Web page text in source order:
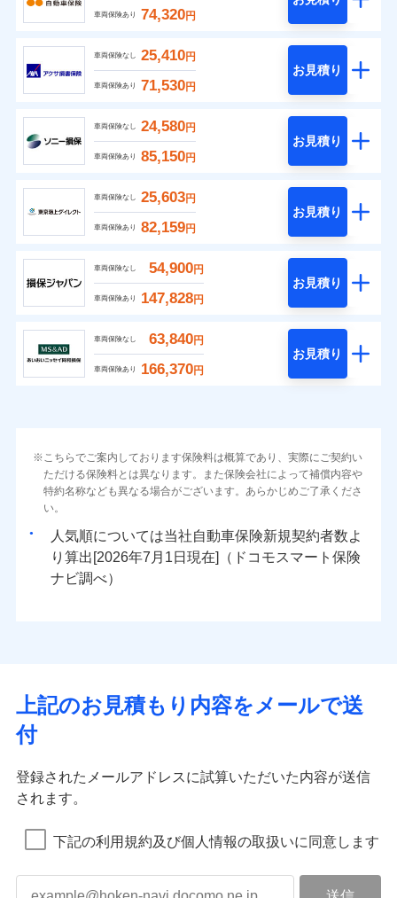
車両保険あり 74,320円
車両保険なし 25,410円
車両保険あり 71,530円
お見積り
車両保険なし 24,580円
車両保険あり 85,150円
お見積り
車両保険なし 25,603円
車両保険あり 82,159円
お見積り
車両保険なし 54,900円
車両保険あり 147,828円
お見積り
車両保険なし 63,840円
車両保険あり 166,370円
お見積り
こちらでご案内しております保険料は概算であり、実際にご契約い
ただける保険料とは異なります。また保険会社によって補償内容や
特約名称なども異なる場合がございます。あらかじめご了承くださ
い。
人気順については当社
新規契約者数よ
り算出[
年 月
日現在]（ドコモスマート保険
ナビ調べ）
上記のお見積もり内容をメールで送
付
登録されたメールアドレスに試算いただいた内容が送信
されます。
下記の利用規約及び個人情報の取扱いに同意します